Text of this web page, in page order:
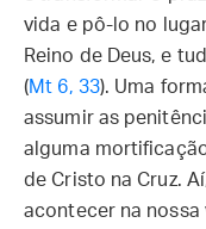
vida e pô-lo no
Reino de Deus, e
(Mt 6, 33). Uma
assumir as
alguma
de Cristo na Cruz.
acontecer na nossa